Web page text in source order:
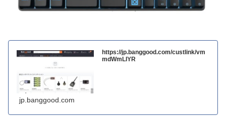
https://jp.banggood.com/custlink/vm
mdWmLIYR
jp.banggood.com